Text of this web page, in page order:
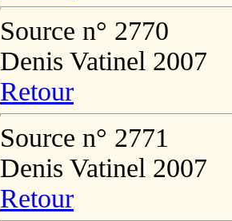
Source n° 2770
Denis Vatinel 2007
Retour
Source n° 2771
Denis Vatinel 2007
Retour